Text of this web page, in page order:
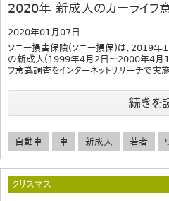
2020年 新成人のカーライフ
2020年01月07日
ソニー損害保険(ソニー損保)は、2019
の新成人(1999年4月2日〜2000年4月1
フ意識調査をインターネットリサーチで
続きを
自動車 車 新成人 若者
クリスマス